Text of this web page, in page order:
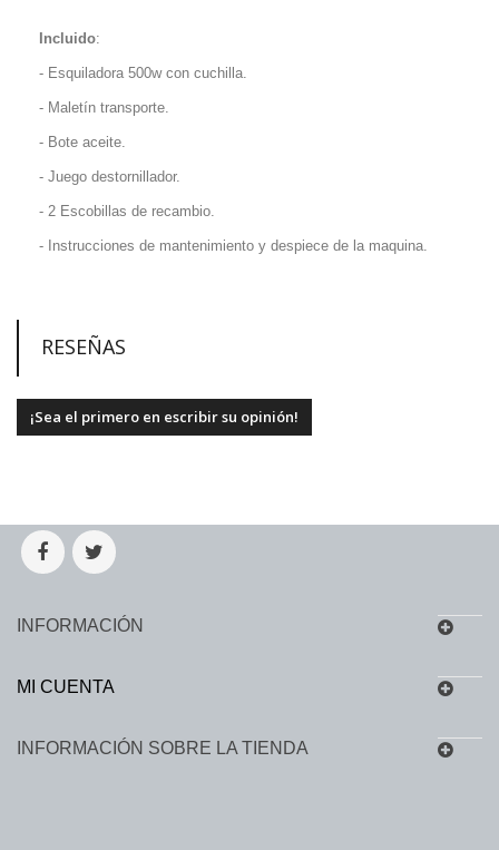
Incluido:
- Esquiladora 500w con cuchilla.
- Maletín transporte.
- Bote aceite.
- Juego destornillador.
- 2 Escobillas de recambio.
- Instrucciones de mantenimiento y despiece de la maquina.
RESEÑAS
¡Sea el primero en escribir su opinión!
INFORMACIÓN
MI CUENTA
INFORMACIÓN SOBRE LA TIENDA